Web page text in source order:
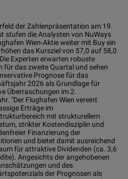
der Zahlenpräsentation am 19.
stufen die Analysten von NuWays
Wien-Aktie weiter mit Buy ein
das Kursziel von 57,0 auf 58,0
Experten erwarten robuste
für das zweite Quartal und sehen
Prognose für das
2026 als Grundlage für
Überraschungen im 2.
"Der Flughafen Wien vereint
Erträge im
mit strukturellem
strikter Kostendisziplin und
Finanzierung der
und bietet damit ausreichend
für attraktive Dividenden (ca. 3,6
Angesichts der angehobenen
und des
der Prognosen als